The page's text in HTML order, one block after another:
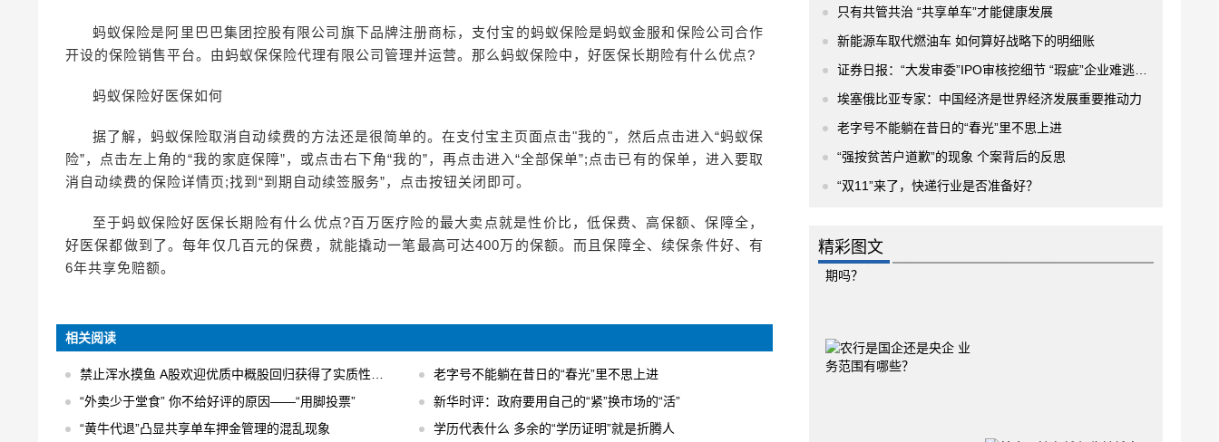
蚂蚁保险是阿里巴巴集团控股有限公司旗下品牌注册商标，支付宝的蚂蚁保险是蚂蚁金服和保险公司合作
开设的保险销售平台。由蚂蚁保保险代理有限公司管理并运营。那么蚂蚁保险中，好医保长期险有什么优点?
蚂蚁保险好医保如何
据了解，蚂蚁保险取消自动续费的方法还是很简单的。在支付宝主页面点击"我的"，然后点击进入“蚂蚁保
险”，点击左上角的“我的家庭保障”，或点击右下角“我的”，再点击进入“全部保单”;点击已有的保单，进入要取
消自动续费的保险详情页;找到“到期自动续签服务”，点击按钮关闭即可。
至于蚂蚁保险好医保长期险有什么优点?百万医疗险的最大卖点就是性价比，低保费、高保额、保障全，
好医保都做到了。每年仅几百元的保费，就能撬动一笔最高可达400万的保额。而且保障全、续保条件好、有
6年共享免赔额。
相关阅读
禁止浑水摸鱼 A股欢迎优质中概股回归获得了实质性的进展
老字号不能躺在昔日的“春光”里不思上进
“外卖少于堂食” 你不给好评的原因——“用脚投票”
新华时评：政府要用自己的“紧”换市场的“活”
“黄牛代退”凸显共享单车押金管理的混乱现象
学历代表什么 多余的“学历证明”就是折腾人
只有共管共治 “共享单车”才能健康发展
新能源车取代燃油车 如何算好战略下的明细账
证券日报：“大发审委”IPO审核挖细节 “瑕疵”企业难逃法眼
埃塞俄比亚专家：中国经济是世界经济发展重要推动力
老字号不能躺在昔日的“春光”里不思上进
“强按贫苦户道歉”的现象 个案背后的反思
“双11”来了，快递行业是否准备好？
精彩图文